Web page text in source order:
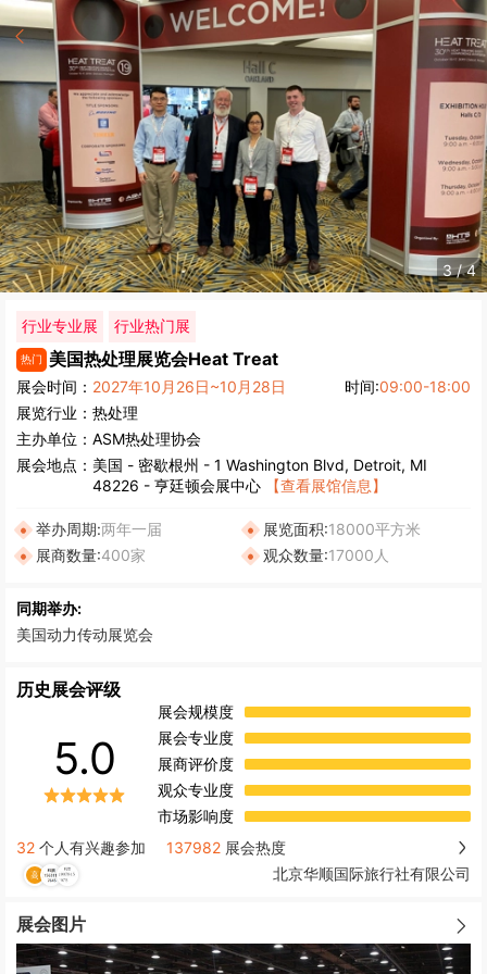
3/4
行业专业展 行业热门展
热门 美国热处理展览会Heat Treat
展会时间： 2027年10月26日~10月28日 时间:09:00-18:00
展览行业： 热处理
主办单位： ASM热处理协会
展会地点： 美国 - 密歇根州 - 1 Washington Blvd, Detroit, MI
48226 - 亨廷顿会展中心
【查看展馆信息】
举办周期:两年一届 展览面积:18000平方米
展商数量:400家 观众数量:17000人
同期举办:
美国动力传动展览会
历史展会评级
5.0
展会规模度
展会专业度
展商评价度
观众专业度
市场影响度
32 个人有兴趣参加 137982 展会热度
北京华顺国际旅行社有限公司
展会图片